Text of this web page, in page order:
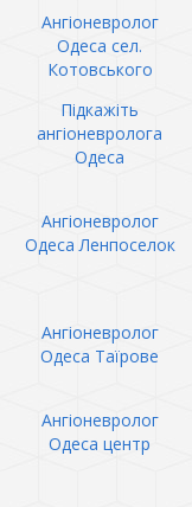
Ангіоневролог
Одеса сел.
Котовського
Підкажіть
ангіоневролога
Одеса
Ангіоневролог
Одеса Ленпоселок
Ангіоневролог
Одеса Таїрове
Ангіоневролог
Одеса центр